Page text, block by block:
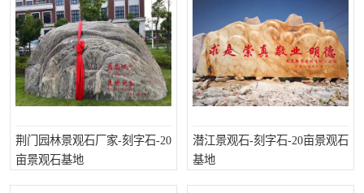
荆门园林景观石厂家-刻字石-20
亩景观石基地
潜江景观石-刻字石-20亩景观石
基地